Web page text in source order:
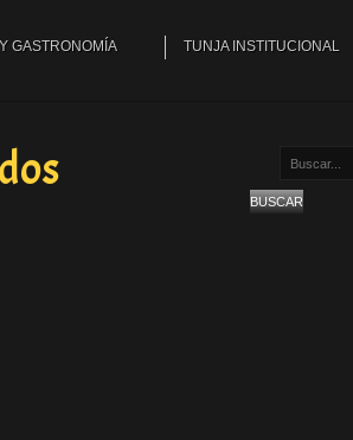
GASTRONOMÍA TUNJA INSTITUCIONAL
Buscar...
BUSCAR